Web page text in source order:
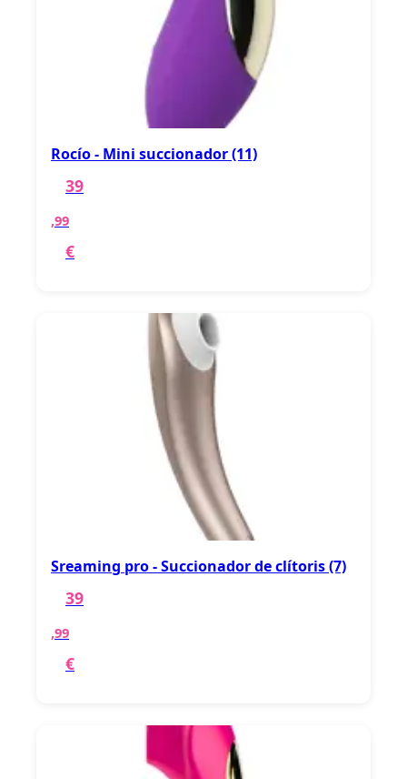
Rocío - Mini succionador (11)
39
,99
€
Sreaming pro - Succionador de clítoris (7)
39
,99
€